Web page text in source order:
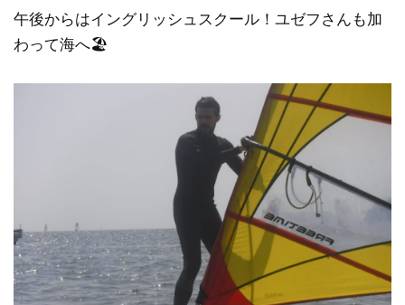
午後からはイングリッシュスクール！ユゼフさんも加
わって海へ🏖